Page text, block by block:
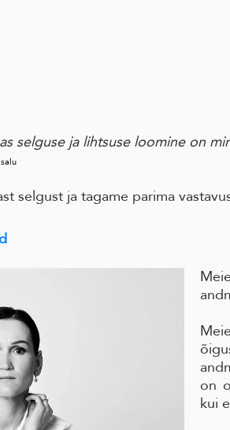
selguse ja lihtsuse loomine on
selgust ja tagame parima
on
kui